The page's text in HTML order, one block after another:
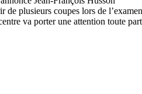
plusieurs coupes lors de
va porter une attention toute